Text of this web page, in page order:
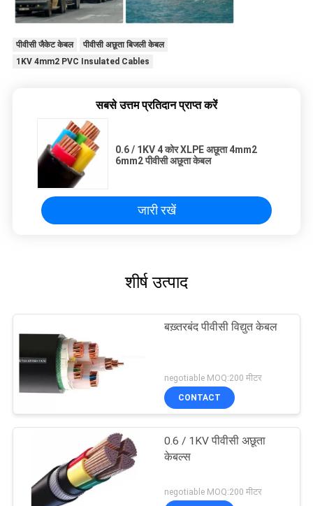
पीवीसी जैकेट केबल
पीवीसी अछूता बिजली केबल
1KV 4mm2 PVC Insulated Cables
सबसे उत्तम प्रतिदान प्राप्त करें
0.6 / 1KV 4 कोर XLPE अछूता 4mm2
6mm2 पीवीसी अछूता केबल
जारी रखें
शीर्ष उत्पाद
बख़्तरबंद पीवीसी विद्युत केबल
negotiable MOQ:200 मीटर
CONTACT
0.6 / 1KV पीवीसी अछूता
केबल्स
negotiable MOQ:200 मीटर